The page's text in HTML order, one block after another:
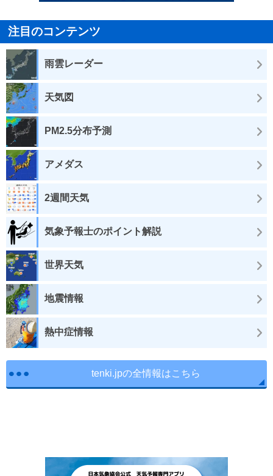
注目のコンテンツ
雨雲レーダー
天気図
PM2.5分布予測
アメダス
2週間天気
気象予報士のポイント解説
世界天気
地震情報
熱中症情報
tenki.jpの全情報はこちら